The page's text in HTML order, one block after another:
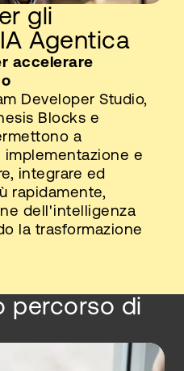
gli
Agentica
accelerare
Developer Studio,
Blocks e
a
e
integrare ed
rapidamente,
dell'intelligenza
la trasformazione
percorso di